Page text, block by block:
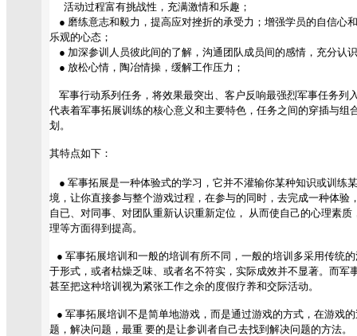
活动过程富有挑战性，充满激情和乐趣；
● 磨练意志和毅力，提高应对挫折的承受力；增强学员的自信心
乐观的心态；
● 加深参训人员彼此间的了解，沟通团队成员间的感情，充分认
● 放松心情，陶冶情操，缓解工作压力；
军事行动系列任务，将效果最突出、客户反响最强烈军事任务列
代表着军事拓展训练的核心意义和主要特色，任务之间的穿插与组
划。
其特点如下：
● 军事拓展是一种体验式的学习，它并不灌输你某种知识或训练
境，让你直接参与整个游戏过程，在参与的同时，去完成一种体验
自已、对同事、对团队重新认识重新定位， 从而使自己的心理素
理等方面得到提高。
● 军事拓展培训和一般的培训有所不同，一般的培训多采用传统
于形式，或者枯燥乏味、或者名不符实，实际成效并不显著。而军
甚至把这种培训视为紧张工作之余的度假疗养和交际活动。
● 军事拓展培训不是简单地游戏，而是通过游戏的方式，在游戏
题，解决问题，最重 要的是让参训者自己去找到解决问题的方法。